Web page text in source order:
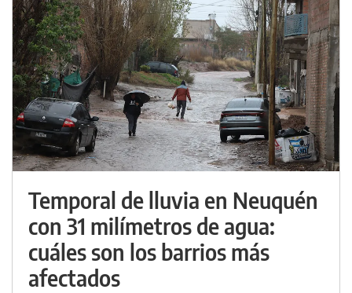
Temporal de lluvia en Neuquén
con 31 milímetros de agua:
cuáles son los barrios más
afectados